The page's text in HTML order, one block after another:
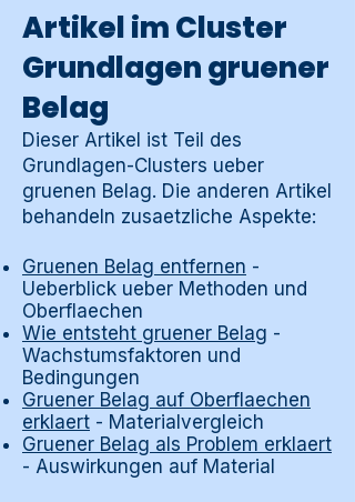
Artikel im Cluster
Grundlagen gruener
Belag
Dieser Artikel ist Teil des
Grundlagen-Clusters ueber
gruenen Belag. Die anderen Artikel
behandeln zusaetzliche Aspekte:
Gruenen Belag entfernen -
Ueberblick ueber Methoden und
Oberflaechen
Wie entsteht gruener Belag -
Wachstumsfaktoren und
Bedingungen
Gruener Belag auf Oberflaechen
erklaert - Materialvergleich
Gruener Belag als Problem erklaert
- Auswirkungen auf Material